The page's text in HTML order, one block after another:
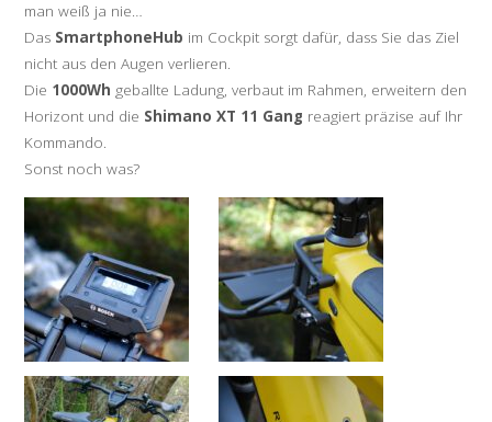
man weiß ja nie…
Das SmartphoneHub im Cockpit sorgt dafür, dass Sie das Ziel
nicht aus den Augen verlieren.
Die 1000Wh geballte Ladung, verbaut im Rahmen, erweitern den
Horizont und die Shimano XT 11 Gang reagiert präzise auf Ihr
Kommando.
Sonst noch was?